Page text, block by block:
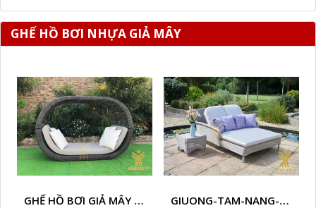
GHẾ HỒ BƠI NHỰA GIẢ MÂY
GHẾ HỒ BƠI GIẢ MÂY HTT - B57 GIUONG-TAM-NANG-GIA-MAY-NHUA-HTT - B46